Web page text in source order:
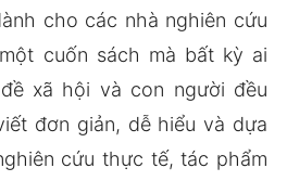
cho các nhà nghiên cứu
cuốn sách mà bất kỳ ai
xã hội và con người đều
đơn giản, dễ hiểu và dựa
cứu thực tế, tác phẩm